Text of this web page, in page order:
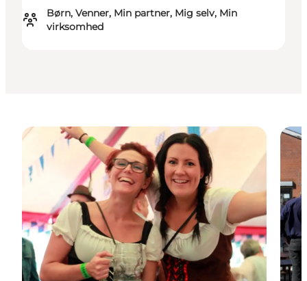
Børn, Venner, Min partner, Mig selv, Min
virksomhed